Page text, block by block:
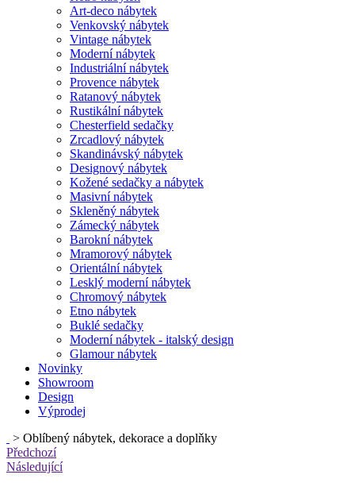
Art-deco nábytek
Venkovský nábytek
Vintage nábytek
Moderní nábytek
Industriální nábytek
Provence nábytek
Ratanový nábytek
Rustikální nábytek
Chesterfield sedačky
Zrcadlový nábytek
Skandinávský nábytek
Designový nábytek
Kožené sedačky a nábytek
Masivní nábytek
Skleněný nábytek
Zámecký nábytek
Barokní nábytek
Mramorový nábytek
Orientální nábytek
Lesklý moderní nábytek
Chromový nábytek
Etno nábytek
Buklé sedačky
Moderní nábytek - italský design
Glamour nábytek
Novinky
Showroom
Design
Výprodej
> Oblíbený nábytek, dekorace a doplňky
Předchozí
Následující